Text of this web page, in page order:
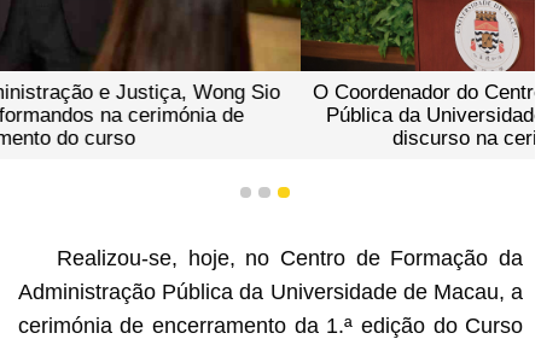
O Coordenador do Centro de Formação da Administração
Pública da Universidade de Macau, Shui Bing, proferiu
discurso na cerimónia de encerramento
1 2 3
Realizou-se, hoje, no Centro de Formação da
Administração Pública da Universidade de Macau, a
cerimónia de encerramento da 1.ª edição do Curso